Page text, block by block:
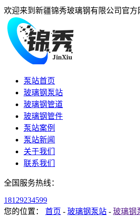
欢迎来到新疆锦秀玻璃钢有限公司官方
泵站首页
玻璃钢泵站
玻璃钢管道
玻璃钢管件
泵站案例
泵站新闻
关于我们
联系我们
全国服务热线：
18129234599
您的位置： 首页 - 玻璃钢泵站 - 玻璃钢